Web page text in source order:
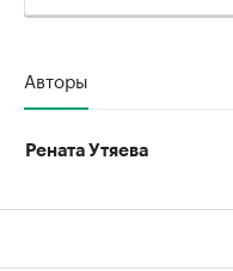
Авторы
Рената Утяева